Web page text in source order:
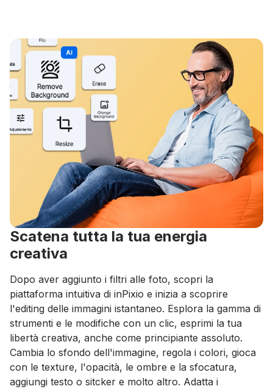
Scatena tutta la tua energia
creativa
Dopo aver aggiunto i filtri alle foto, scopri la
piattaforma intuitiva di inPixio e inizia a scoprire
l'editing delle immagini istantaneo. Esplora la gamma di
strumenti e le modifiche con un clic, esprimi la tua
libertà creativa, anche come principiante assoluto.
Cambia lo sfondo dell'immagine, regola i colori, gioca
con le texture, l'opacità, le ombre e la sfocatura,
aggiungi testo o sitcker e molto altro. Adatta i